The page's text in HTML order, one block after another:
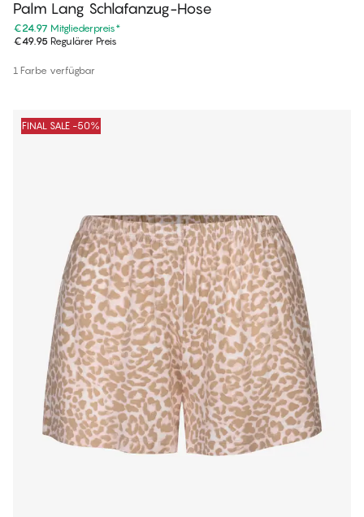
Palm Lang Schlafanzug-Hose
€24.97 Mitgliederpreis*
€49.95 Regulärer Preis
1 Farbe verfügbar
FINAL SALE -50%